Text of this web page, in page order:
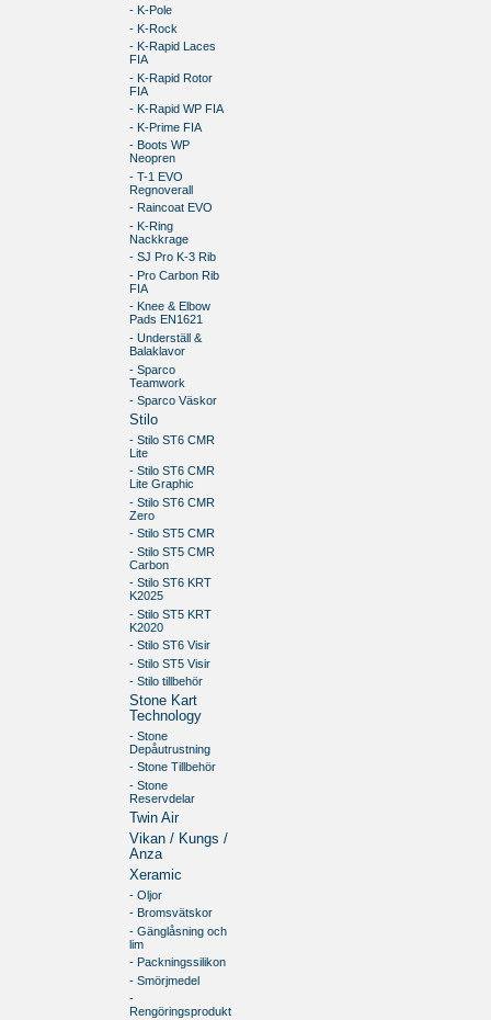
- K-Pole
- K-Rock
- K-Rapid Laces
FIA
- K-Rapid Rotor
FIA
- K-Rapid WP FIA
- K-Prime FIA
- Boots WP
Neopren
- T-1 EVO
Regnoverall
- Raincoat EVO
- K-Ring
Nackkrage
- SJ Pro K-3 Rib
- Pro Carbon Rib
FIA
- Knee & Elbow
Pads EN1621
- Underställ &
Balaklavor
- Sparco
Teamwork
- Sparco Väskor
Stilo
- Stilo ST6 CMR
Lite
- Stilo ST6 CMR
Lite Graphic
- Stilo ST6 CMR
Zero
- Stilo ST5 CMR
- Stilo ST5 CMR
Carbon
- Stilo ST6 KRT
K2025
- Stilo ST5 KRT
K2020
- Stilo ST6 Visir
- Stilo ST5 Visir
- Stilo tillbehör
Stone Kart
Technology
- Stone
Depåutrustning
- Stone Tillbehör
- Stone
Reservdelar
Twin Air
Vikan / Kungs /
Anza
Xeramic
- Oljor
- Bromsvätskor
- Gänglåsning och
lim
- Packningssilikon
- Smörjmedel
-
Rengöringsprodukt